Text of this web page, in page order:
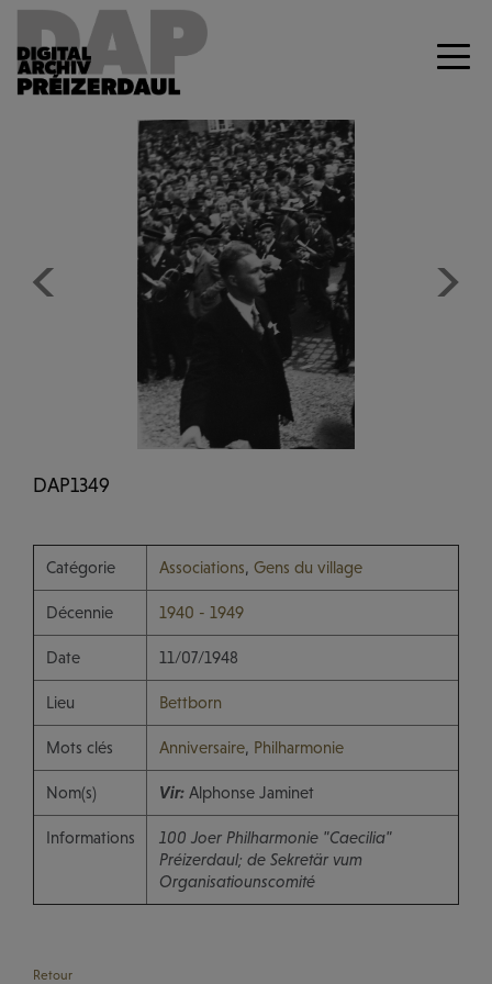
Previous Next
DAP1349
Catégorie Associations, Gens du village
Décennie 1940 - 1949
Date 11/07/1948
Lieu Bettborn
Mots clés Anniversaire, Philharmonie
Nom(s) Vir:Alphonse Jaminet
Informations
100 Joer Philharmonie "Caecilia"
Préizerdaul; de Sekretär vum
Organisatiounscomité
Retour